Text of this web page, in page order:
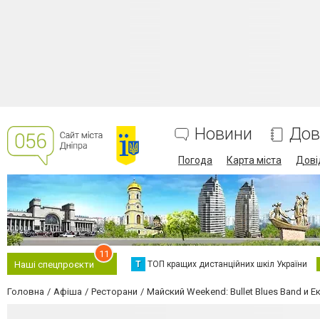
Новини
Погода Карта міста
Наші спецпроєкти
11
Т ТОП кращих дистанційних шкіл України
Головна Афіша Ресторани Майский Weekend: Bullet Blues Band и